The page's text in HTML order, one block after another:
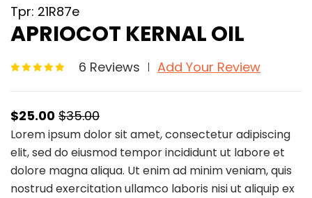
Tpr: 21R87e
APRIOCOT KERNAL OIL
6 Reviews Add Your Review
$25.00 $35.00
Lorem ipsum dolor sit amet, consectetur adipiscing
elit, sed do eiusmod tempor incididunt ut labore et
dolore magna aliqua. Ut enim ad minim veniam, quis
nostrud exercitation ullamco laboris nisi ut aliquip ex